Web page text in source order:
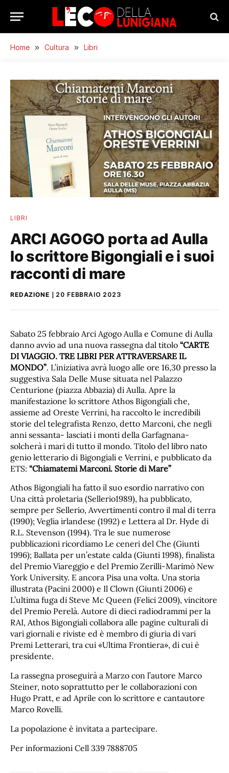
Home » Cultura » Libri
LIBRI
ARCI AGOGO porta ad Aulla
lo scrittore Bigongiali e i suoi
racconti di mare
REDAZIONE 20 FEBBRAIO 2023
Sabato 25 febbraio Arci Agogo Aulla e Comune di Aulla
danno avvio ad una nuova rassegna dal titolo “CARTE
DI VIAGGIO. TRE LIBRI PER ATTRAVERSARE IL
MONDO”. L’iniziativa avrà luogo alle ore 16,30 presso la
suggestiva Sala Delle Muse situata nel Palazzo
Centurione (piazza Abbazia) di Aulla. Apre la
manifestazione lo scrittore Athos Bigongiali che,
assieme ad Oreste Verrini, ha raccolto le incredibili
storie del telegrafista Renzo, detto Marconi, che negli
anni sessanta- lasciati i monti della Garfagnana-
solcherà i mari di tutto il mondo. Titolo del libro nato
genio letterario di Bigongiali e Verrini, e pubblicato da
ETS: “Chiamatemi Marconi. Storie di Mare”
Athos Bigongiali ha fatto il suo esordio narrativo con
Una città proletaria (Sellerio1989), ha pubblicato,
sempre per Sellerio, Avvertimenti contro il mal di terra
(1990); Veglia irlandese (1992) e Lettera al Dr. Hyde di
R.L. Stevenson (1994). Tra le sue numerose
pubblicazioni ricordiamo Le ceneri del Che (Giunti
1996); Ballata per un’estate calda (Giunti 1998), finalista
del Premio Viareggio e del Premio Zerilli-Marimò New
York University. E ancora Pisa una volta. Una storia
illustrata (Pacini 2000) e Il Clown (Giunti 2006) e
L’ultima fuga di Steve Mc Queen (Felici 2009), vincitore
del Premio Perelà. Autore di dieci radiodrammi per la
RAI, Athos Bigongiali collabora alle pagine culturali di
vari giornali e riviste ed è membro di giuria di vari
Premi Letterari, tra cui «Ultima Frontiera», di cui è
presidente.
La rassegna proseguirà a Marzo con l’autore Marco
Steiner, noto soprattutto per le collaborazioni con
Hugo Pratt, e ad Aprile con lo scrittore e cantautore
Marco Rovelli.
La popolazione è invitata a partecipare.
Per informazioni Cell 339 7888705